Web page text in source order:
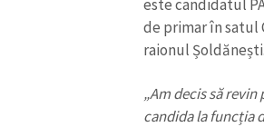
este candidatul
de primar în satul
raionul Șoldănești.
„Am decis să revin
candida la funcția